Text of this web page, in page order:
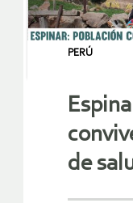
PERÚ
de